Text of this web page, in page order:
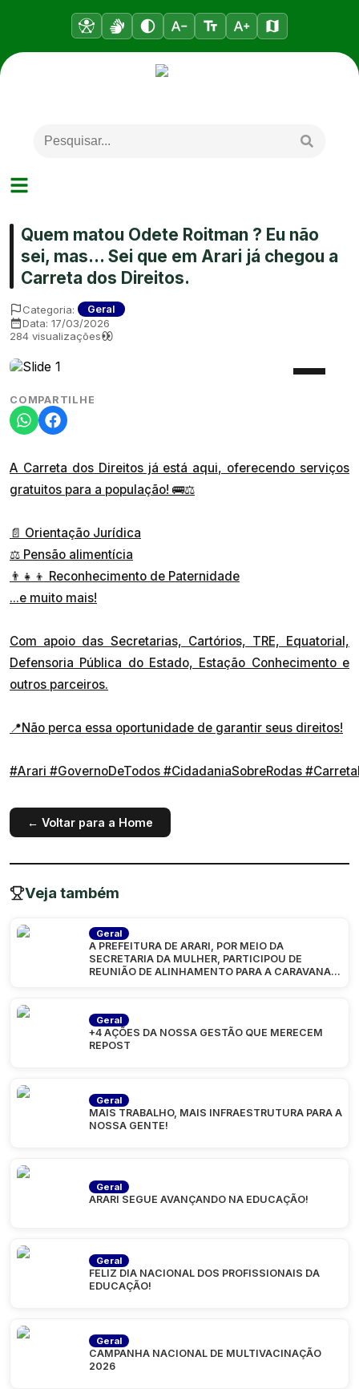
Quem matou Odete Roitman ? Eu não
sei, mas... Sei que em Arari já chegou a
Carreta dos Direitos.
Categoria: Geral
Data: 17/03/2026
284 visualizações
COMPARTILHE
A Carreta dos Direitos já está aqui, oferecendo serviços
gratuitos para a população! 🚌⚖
📄 Orientação Jurídica
⚖ Pensão alimentícia
👨‍👧‍👦 Reconhecimento de Paternidade
...e muito mais!
Com apoio das Secretarias, Cartórios, TRE, Equatorial,
Defensoria Pública do Estado, Estação Conhecimento e
outros parceiros.
📍Não perca essa oportunidade de garantir seus direitos!
#Arari #GovernoDeTodos #CidadaniaSobreRodas
← Voltar para a Home
Veja também
Geral
A PREFEITURA DE ARARI, POR MEIO DA
SECRETARIA DA MULHER, PARTICIPOU DE
REUNIÃO DE ALINHAMENTO PARA A CARAVANA
Geral
+4 AÇÕES DA NOSSA GESTÃO QUE MERECEM
REPOST
Geral
MAIS TRABALHO, MAIS INFRAESTRUTURA PARA A
NOSSA GENTE!
Geral
ARARI SEGUE AVANÇANDO NA EDUCAÇÃO!
Geral
FELIZ DIA NACIONAL DOS PROFISSIONAIS DA
EDUCAÇÃO!
Geral
CAMPANHA NACIONAL DE MULTIVACINAÇÃO
2026